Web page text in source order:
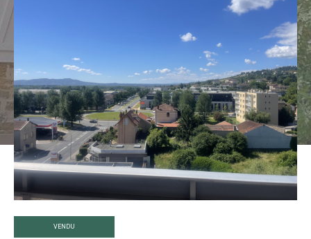
VENDU